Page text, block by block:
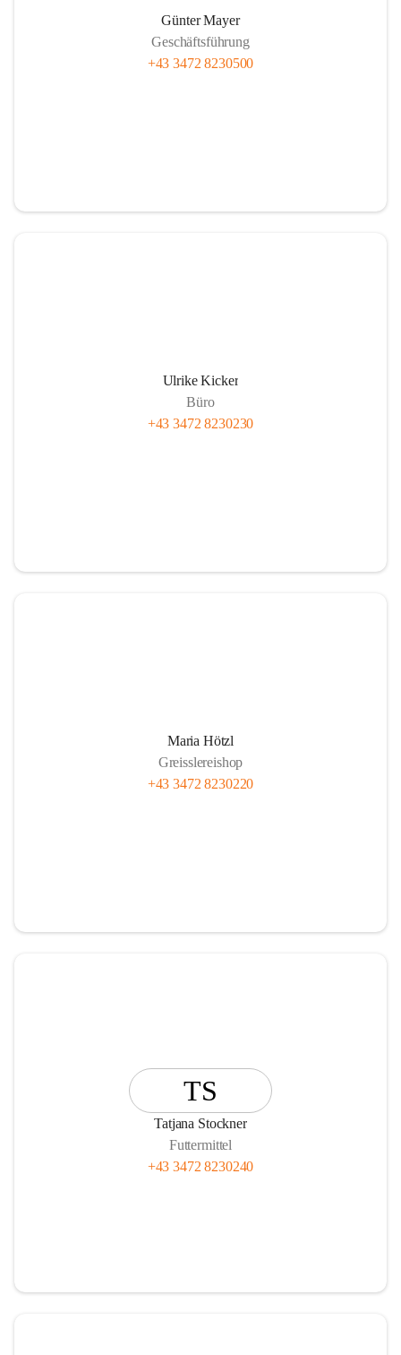
Günter Mayer
Geschäftsführung
+43 3472 8230500
Ulrike Kicker
Büro
+43 3472 8230230
Maria Hötzl
Greisslereishop
+43 3472 8230220
TS
Tatjana Stockner
Futtermittel
+43 3472 8230240